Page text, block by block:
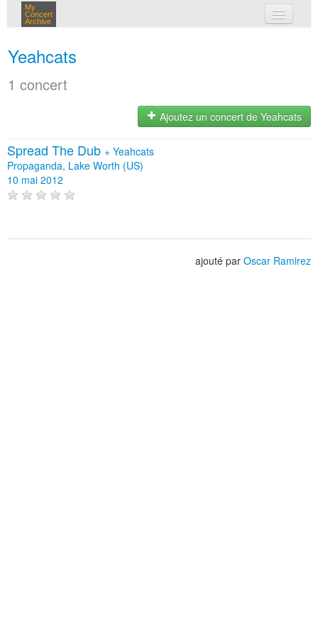
My
Concert
Archive
Yeahcats
1 concert
Ajoutez un concert de Yeahcats
Spread The Dub + Yeahcats
Propaganda, Lake Worth (US)
10 mai 2012
ajouté par Oscar Ramirez